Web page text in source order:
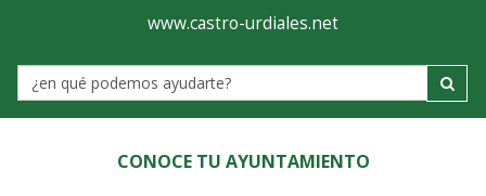
Ayuntamiento
de
Castro-
Urdiales
www.castro-urdiales.net
Label
CONOCE TU AYUNTAMIENTO